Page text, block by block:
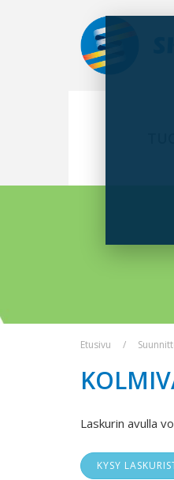
Etusivu
Laskurin avulla
KYSY